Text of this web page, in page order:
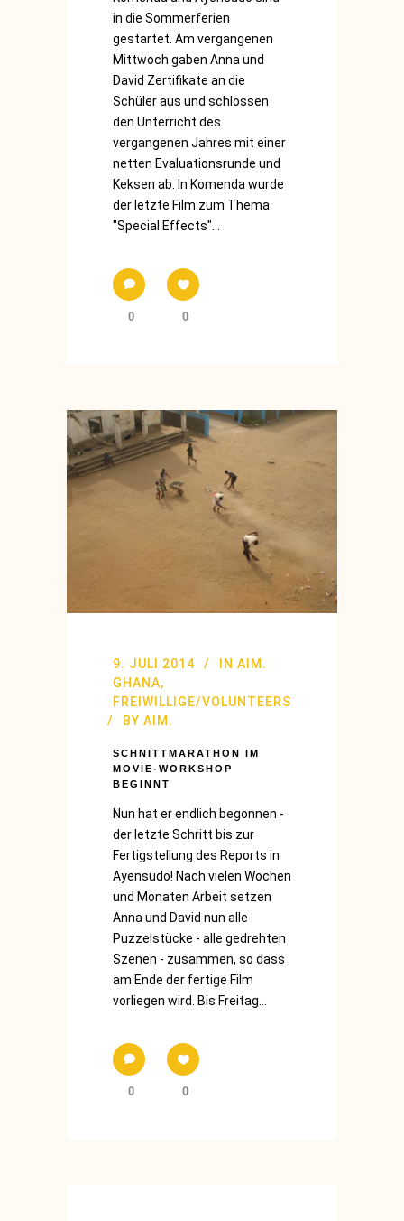
in die Sommerferien
gestartet. Am vergangenen
Mittwoch gaben Anna und
David Zertifikate an die
Schüler aus und schlossen
den Unterricht des
vergangenen Jahres mit einer
netten Evaluationsrunde und
Keksen ab. In Komenda wurde
der letzte Film zum Thema
"Special Effects"...
0 0
9. JULI 2014 IN AIM.
GHANA,
FREIWILLIGE/VOLUNTEERS
BY AIM.
SCHNITTMARATHON IM
MOVIE-WORKSHOP
BEGINNT
Nun hat er endlich begonnen -
der letzte Schritt bis zur
Fertigstellung des Reports in
Ayensudo! Nach vielen Wochen
und Monaten Arbeit setzen
Anna und David nun alle
Puzzelstücke - alle gedrehten
Szenen - zusammen, so dass
am Ende der fertige Film
vorliegen wird. Bis Freitag...
0 0